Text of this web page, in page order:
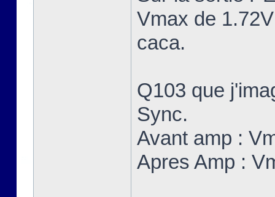
Vmax de
caca.
Q103 que
Sync.
Avant amp :
Apres Amp :